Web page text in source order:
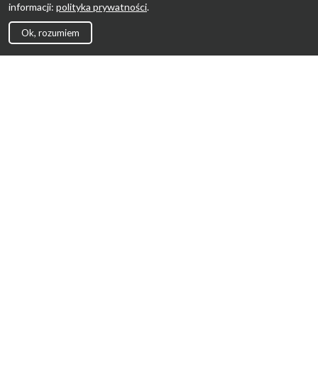
informacji: polityka prywatności.
Ok, rozumiem